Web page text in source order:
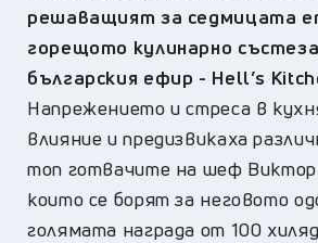
решаващият за седмицата
горещото кулинарно
българския ефир - Hell’s
Напрежението и стреса в
влияние и предизвикаха
топ готвачите на шеф Виктор
които се борят за неговото
голямата награда от 100